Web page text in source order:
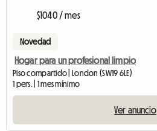
$1040 / mes
Novedad
Hogar para un profesional limpio
Piso compartido | London (SW19 6LE)
1 pers. | 1 mes mínimo
Ver anuncio